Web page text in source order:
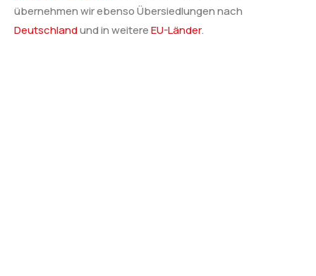
übernehmen wir ebenso Übersiedlungen nach
Deutschlandund in weitereEU-Länder.